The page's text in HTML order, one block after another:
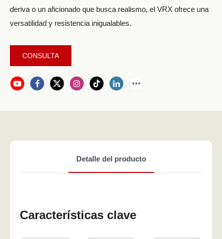
deriva o un aficionado que busca realismo, el VRX ofrece una
versatilidad y resistencia inigualables.
CONSULTA
Detalle del producto
Características clave